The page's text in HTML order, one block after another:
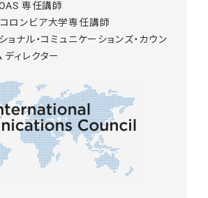
専任講師
コロンビア大学専任講師
ョナル・コミュニケーションズ・カウン
ィレクター